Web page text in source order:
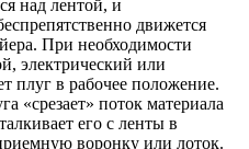
над лентой, и
движется
При необходимости
электрический или
плуг в рабочее положение.
«срезает» поток материала
его с ленты в
воронку или лоток.